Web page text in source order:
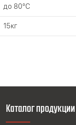
до 80°C
15кг
Каталог продукции